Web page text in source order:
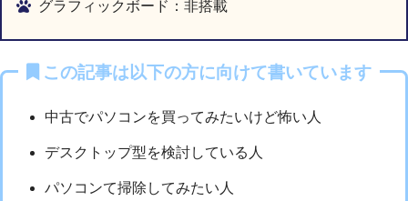
グラフィックボード：非搭載
この記事は以下の方に向けて書いています
中古でパソコンを買ってみたいけど怖い人
デスクトップ型を検討している人
パソコンて掃除してみたい人